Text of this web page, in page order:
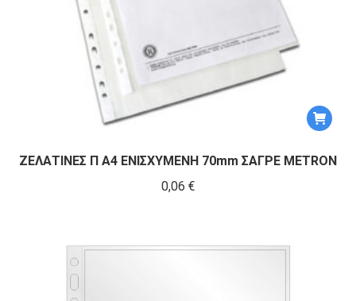
ΖΕΛΑΤΙΝΕΣ Π Α4 ΕΝΙΣΧΥΜΕΝΗ 70mm ΣΑΓΡΕ METRON
0,06 €